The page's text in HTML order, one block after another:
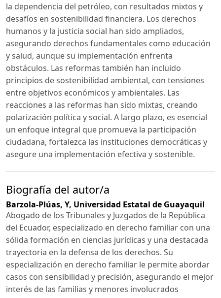
la dependencia del petróleo, con resultados mixtos y
desafíos en sostenibilidad financiera. Los derechos
humanos y la justicia social han sido ampliados,
asegurando derechos fundamentales como educación
y salud, aunque su implementación enfrenta
obstáculos. Las reformas también han incluido
principios de sostenibilidad ambiental, con tensiones
entre objetivos económicos y ambientales. Las
reacciones a las reformas han sido mixtas, creando
polarización política y social. A largo plazo, es esencial
un enfoque integral que promueva la participación
ciudadana, fortalezca las instituciones democráticas y
asegure una implementación efectiva y sostenible.
Biografía del autor/a
Barzola-Plúas, Y, Universidad Estatal de Guayaquil
Abogado de los Tribunales y Juzgados de la República
del Ecuador, especializado en derecho familiar con una
sólida formación en ciencias jurídicas y una destacada
trayectoria en la defensa de los derechos. Su
especialización en derecho familiar le permite abordar
casos con sensibilidad y precisión, asegurando el mejor
interés de las familias y menores involucrados